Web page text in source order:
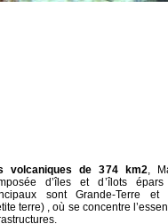
volcaniques de 374 km2,
d’îles et d’îlots
sont Grande-Terre et
terre) , où se concentre